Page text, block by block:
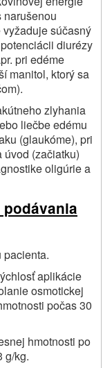
narušenou
súčasný
diurézy
pri edéme
manitol, ktorý sa
zlyhania
liečbe edému
(glaukóme), pri
úvod (začiatku)
oligúrie a
pacienta.
aplikácie
osmotickej
počas 30
hmotnosti po
g/kg.